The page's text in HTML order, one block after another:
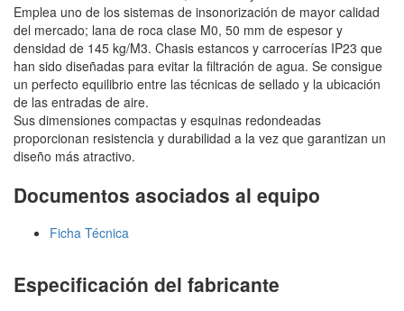
Emplea uno de los sistemas de insonorización de mayor calidad
del mercado; lana de roca clase M0, 50 mm de espesor y
densidad de 145 kg/M3. Chasis estancos y carrocerías IP23 que
han sido diseñadas para evitar la filtración de agua. Se consigue
un perfecto equilibrio entre las técnicas de sellado y la ubicación
de las entradas de aire.
Sus dimensiones compactas y esquinas redondeadas
proporcionan resistencia y durabilidad a la vez que garantizan un
diseño más atractivo.
Documentos asociados al equipo
Ficha Técnica
Especificación del fabricante